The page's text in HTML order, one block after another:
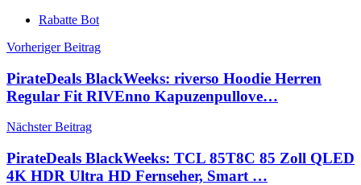
Rabatte Bot
Beitragsnavigation
Vorheriger Beitrag
PirateDeals BlackWeeks: riverso Hoodie Herren
Regular Fit RIVEnno Kapuzenpullove…
Nächster Beitrag
PirateDeals BlackWeeks: TCL 85T8C 85 Zoll QLED
4K HDR Ultra HD Fernseher, Smart …